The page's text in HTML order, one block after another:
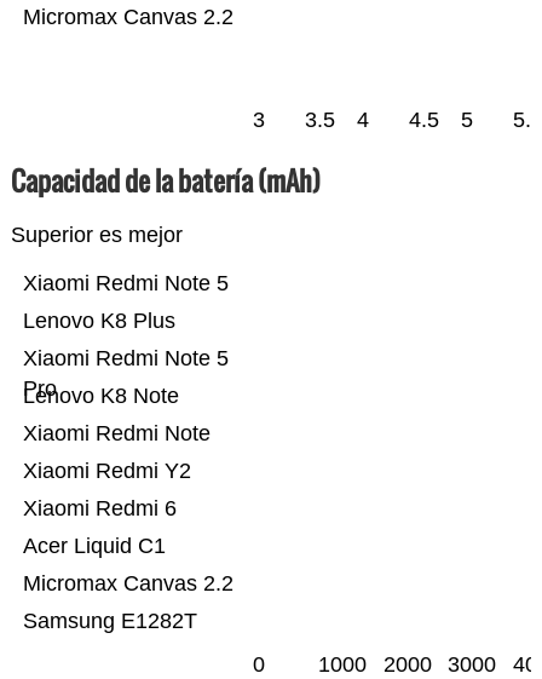
Micromax Canvas 2.2
3 3.5 4 4.5 5 5.5
Capacidad de la batería (mAh)
Superior es mejor
Samsung E1282T
Micromax Canvas 2.2
Acer Liquid C1
Xiaomi Redmi 6
Xiaomi Redmi Y2
Xiaomi Redmi Note
Lenovo K8 Note
Xiaomi Redmi Note 5
Pro
Lenovo K8 Plus
Xiaomi Redmi Note 5
0 1000 2000 3000